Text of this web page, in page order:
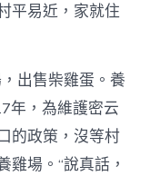
平易近，家就住
出售柴雞蛋。養
年，為維護密云
的政策，沒等村
場。“說真話，